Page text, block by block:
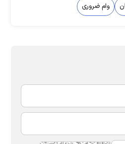
وام ضروری